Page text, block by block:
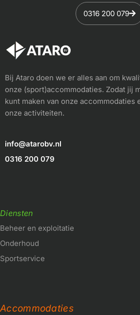
0316 200 079
Bij Ataro doen we er alles aan om
onze (sport)accommodaties. Zodat jij
kunt maken van onze accommodaties
onze activiteiten.
info@atarobv.nl
0316 200 079
Diensten
Beheer en exploitatie
Onderhoud
Sportservice
Accommodaties